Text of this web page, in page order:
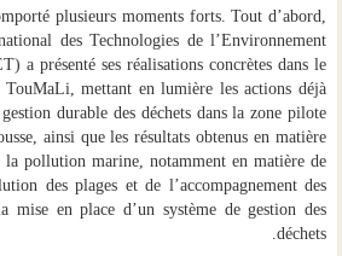
plusieurs moments forts. Tout d’abord,
des Technologies de l’Environnement
a présenté sesréalisations concrètes dans le
, mettant en lumière les actions déjà
durable des déchets dans la zone pilote
ainsi que les résultats obtenus en matière
pollution marine, notamment en matière de
des plages et de l’accompagnement des
mise en place d’un système de gestion des
déchets.